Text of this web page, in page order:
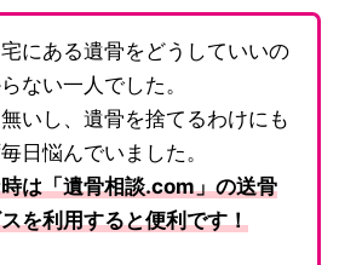
にある遺骨をどうしていいの
ない一人でした。
いし、遺骨を捨てるわけにも
日悩んでいました。
は「遺骨相談.com」の送骨
を利用すると便利です！